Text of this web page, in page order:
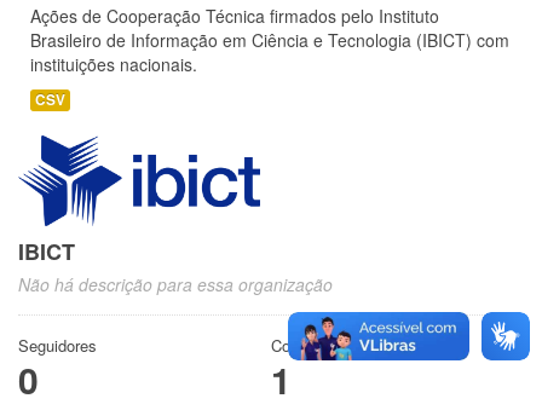
Ações de Cooperação Técnica firmados pelo Instituto
Brasileiro de Informação em Ciência e Tecnologia (IBICT) com
instituições nacionais.
CSV
IBICT
Não há descrição para essa organização
Seguidores
0
Conjuntos de dados
1